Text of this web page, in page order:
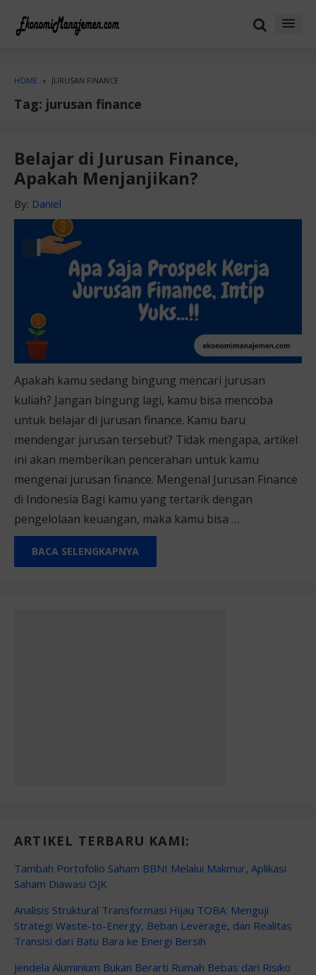
HOME » JURUSAN FINANCE
Tag: jurusan finance
Belajar di Jurusan Finance,
Apakah Menjanjikan?
By: Daniel
Apakah kamu sedang bingung mencari jurusan
kuliah? Jangan bingung lagi, kamu bisa mencoba
untuk belajar di jurusan finance. Kamu baru
mendengar jurusan tersebut? Tidak mengapa, artikel
ini akan memberikan pencerahan untuk kamu
mengenai jurusan finance. Mengenal Jurusan Finance
di Indonesia Bagi kamu yang tertarik dengan
pengelolaan keuangan, maka kamu bisa …
BACA SELENGKAPNYA
ARTIKEL TERBARU KAMI:
Tambah Portofolio Saham BBNI Melalui Makmur, Aplikasi
Saham Diawasi OJK
Analisis Struktural Transformasi Hijau TOBA: Menguji
Strategi Waste-to-Energy, Beban Leverage, dan Realitas
Transisi dari Batu Bara ke Energi Bersih
Jendela Aluminium Bukan Berarti Rumah Bebas dari Risiko